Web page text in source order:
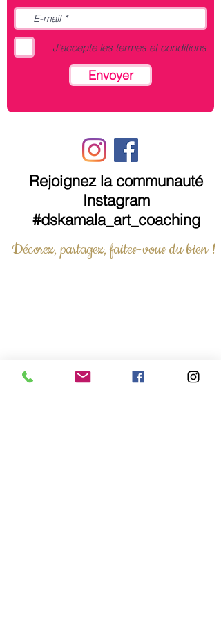
J’accepte les termes et conditions
Envoyer
Rejoignez la communauté
Instagram
#dskamala_art_coaching
Décorez, partagez, faites-vous du bien !